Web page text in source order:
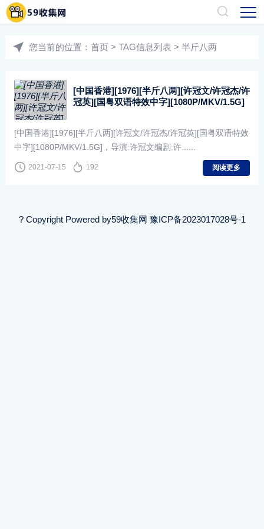
您当前的位置： 首页 > TAG信息列表 > 半斤八两
[中国香港][1976][半斤八两][许冠文/许冠杰/许
冠英][国粤双语特效中字][1080P/MKV/1.5G]
[中国香港][1976][半斤八两][许冠文/许冠杰/许冠英][国粤双语特效
中字][1080P/MKV/1.5G]，导演:许冠文编剧:许......
2021-07-15 192 阅读更多
? Copyright Powered by59收集网 豫ICP备2023017028号-1